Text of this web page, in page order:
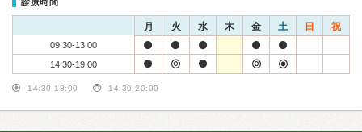
月 火 水 木 金 土 日 祝
09:30-13:00
14:30-19:00
14:30-18:00 14:30-20:00